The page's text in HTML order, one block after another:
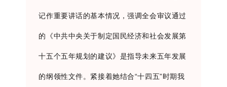
记作重要讲话的基本情况，强调全会审议通过
的《中共中央关于制定国民经济和社会发展第
十五个五年规划的建议》是指导未来五年发展
的纲领性文件。紧接着她结合“十四五”时期我